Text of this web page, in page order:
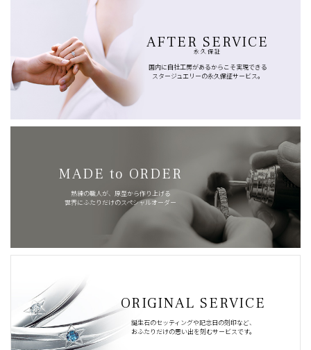
AFTER SERVICE
永久保証
国内に自社工房があるからこそ実現できる
スタージュエリーの永久保証サービス。
MADE to ORDER
熟練の職人が、原型から作り上げる
世界にふたりだけのスペシャルオーダー
ORIGINAL SERVICE
誕生石のセッティングや記念日の刻印など、
おふたりだけの思い出を刻むサービスです。